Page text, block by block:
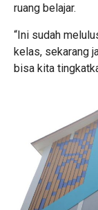
ruang belajar.
“Ini sudah
kelas, sekarang
bisa kita